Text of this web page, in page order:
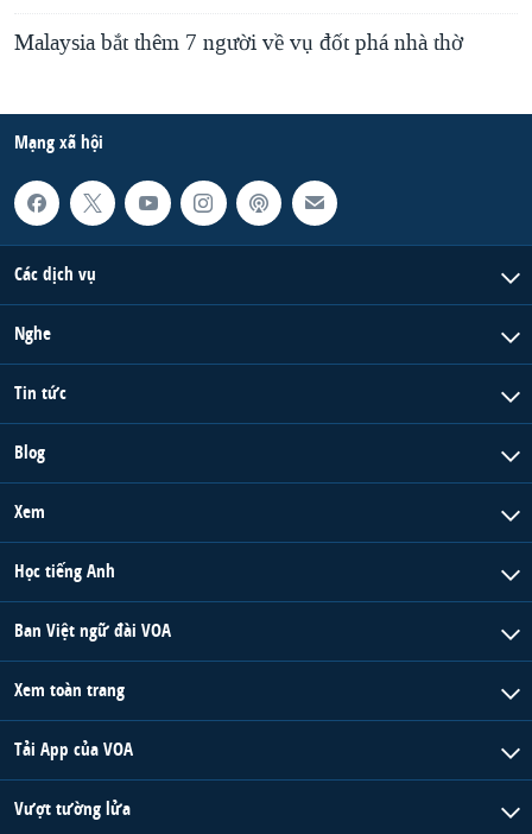
Malaysia bắt thêm 7 người về vụ đốt phá nhà thờ
Mạng xã hội
Các dịch vụ
Nghe
Tin tức
Blog
Xem
Học tiếng Anh
Ban Việt ngữ đài VOA
Xem toàn trang
Tải App của VOA
Vượt tường lửa